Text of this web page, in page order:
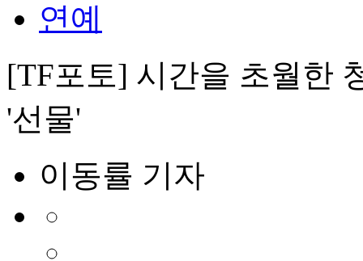
연예
[TF포토] 시간을 초월한
'선물'
이동률 기자